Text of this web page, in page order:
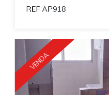
REF AP918
VENDA